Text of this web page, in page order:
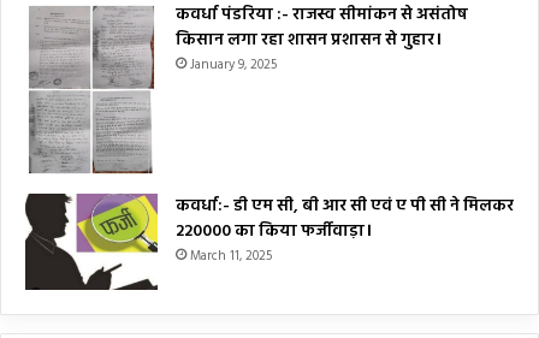
कवर्धा पंडरिया :- राजस्व सीमांकन से असंतोष
किसान लगा रहा शासन प्रशासन से गुहार।
January 9, 2025
कवर्धा:- डी एम सी, बी आर सी एवं ए पी सी ने मिलकर
₹220000 का किया फर्जीवाड़ा।
March 11, 2025